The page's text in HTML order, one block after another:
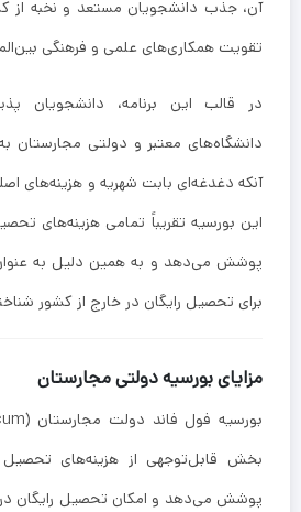
آن، جذب دانشجویان مستعد و نخبه از
تقویت همکاری‌های علمی و فرهنگی
در قالب این برنامه، دانشجویان
دانشگاه‌های معتبر و دولتی مجارستان
آنکه دغدغه‌ای بابت شهریه و هزینه‌های
این بورسیه تقریباً تمامی هزینه‌های
پوشش می‌دهد و به همین دلیل به عنوان
برای تحصیل رایگان در خارج از کشور
مزایای بورسیه دولتی مجارستان
بخش قابل‌توجهی از هزینه‌های
پوشش می‌دهد و امکان تحصیل رایگان در